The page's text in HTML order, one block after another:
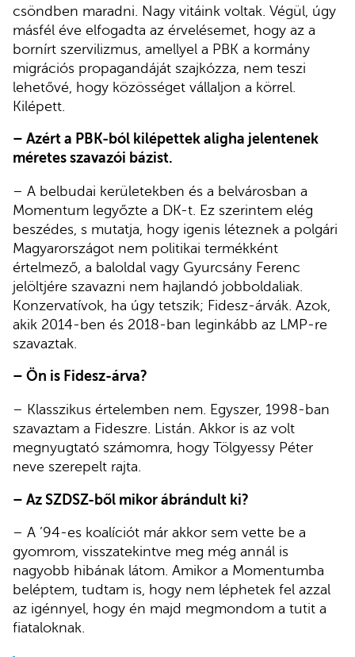
csöndben maradni. Nagy vitáink voltak. Végül, úgy
másfél éve elfogadta az érvelésemet, hogy az a
bornírt szervilizmus, amellyel a PBK a kormány
migrációs propagandáját szajkózza, nem teszi
lehetővé, hogy közösséget vállaljon a körrel.
Kilépett.
– Azért a PBK-ból kilépettek aligha jelentenek
méretes szavazói bázist.
– A belbudai kerületekben és a belvárosban a
Momentum legyőzte a DK-t. Ez szerintem elég
beszédes, s mutatja, hogy igenis léteznek a polgári
Magyarországot nem politikai termékként
értelmező, a baloldal vagy Gyurcsány Ferenc
jelöltjére szavazni nem hajlandó jobboldaliak.
Konzervatívok, ha úgy tetszik; Fidesz-árvák. Azok,
akik 2014-ben és 2018-ban leginkább az LMP-re
szavaztak.
– Ön is Fidesz-árva?
– Klasszikus értelemben nem. Egyszer, 1998-ban
szavaztam a Fideszre. Listán. Akkor is az volt
megnyugtató számomra, hogy Tölgyessy Péter
neve szerepelt rajta.
– Az SZDSZ-ből mikor ábrándult ki?
– A ’94-es koalíciót már akkor sem vette be a
gyomrom, visszatekintve meg még annál is
nagyobb hibának látom. Amikor a Momentumba
beléptem, tudtam is, hogy nem léphetek fel azzal
az igénnyel, hogy én majd megmondom a tutit a
fiataloknak.